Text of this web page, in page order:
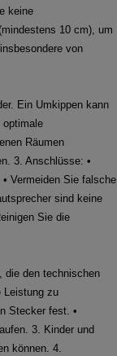
keine
10 cm), um
von
Ein Umkippen kann
optimale
Räumen
3. Anschlüsse: •
Vermeiden Sie falsche
sind keine
Sie die
die den technischen
Leistung zu
Stecker fest. •
3. Kinder und
können. 4.